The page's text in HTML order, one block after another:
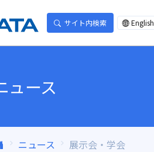
サイト内検索 English
ュース
ニュース 展示会・学会